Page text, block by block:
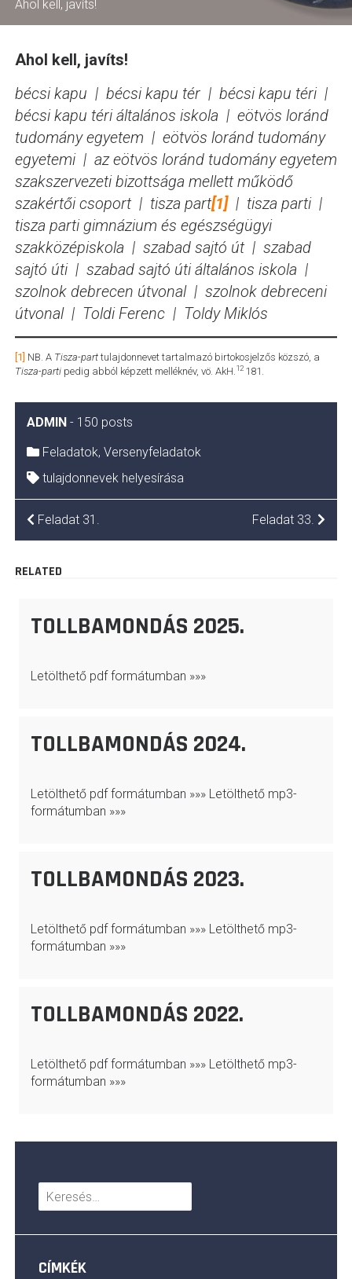
Ahol kell, javíts!
Ahol kell, javíts!
bécsi kapu | bécsi kapu tér | bécsi kapu téri |
bécsi kapu téri általános iskola | eötvös loránd
tudomány egyetem | eötvös loránd tudomány
egyetemi | az eötvös loránd tudomány egyetem
szakszervezeti bizottsága mellett működő
szakértői csoport | tisza part[1]| tisza parti |
tisza parti gimnázium és egészségügyi
szakközépiskola | szabad sajtó út | szabad
sajtó úti | szabad sajtó úti általános iskola |
szolnok debrecen útvonal | szolnok debreceni
útvonal | Toldi Ferenc | Toldy Miklós
[1] NB. A Tisza-parttulajdonnevet tartalmazó birtokosjelzős közszó, a
Tisza-partipedig abból képzett melléknév, vö. AkH.12 181.
ADMIN- 150 posts
Feladatok, Versenyfeladatok
tulajdonnevek helyesírása
BEJEGYZÉS
Feladat 31. Feladat 33.
RELATED
TOLLBAMONDÁS 2025.
Letölthető pdf formátumban »»»
TOLLBAMONDÁS 2024.
Letölthető pdf formátumban »»» Letölthető mp3-
formátumban »»»
TOLLBAMONDÁS 2023.
Letölthető pdf formátumban »»» Letölthető mp3-
formátumban »»»
TOLLBAMONDÁS 2022.
Letölthető pdf formátumban »»» Letölthető mp3-
formátumban »»»
Keresés:
CÍMKÉK